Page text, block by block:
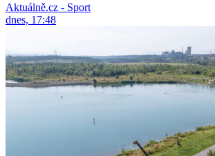
Aktuálně.cz - Sport
dnes, 17:48